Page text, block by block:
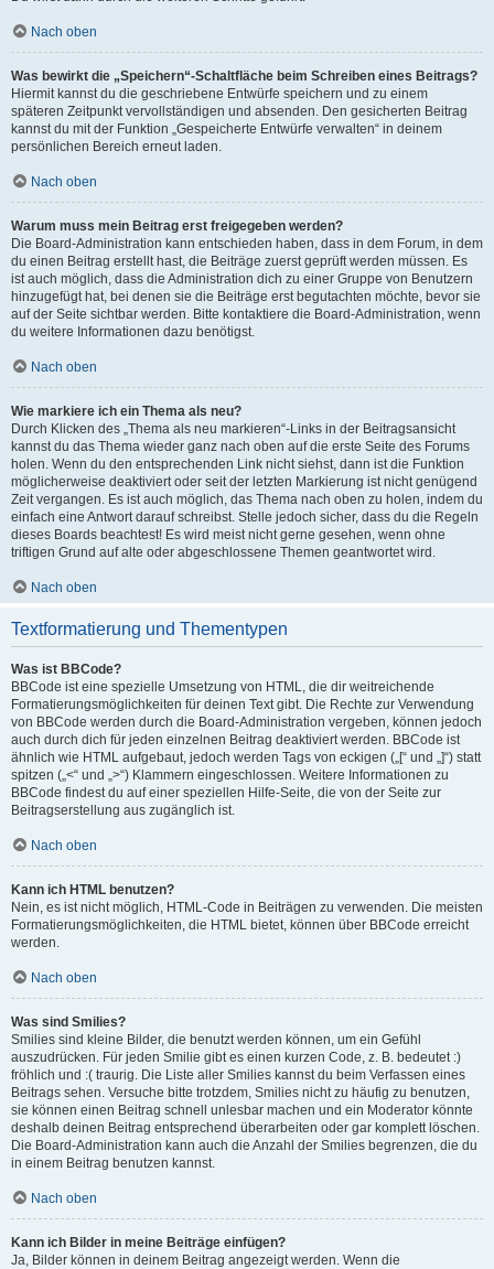
Nach oben
Was bewirkt die „Speichern“-Schaltfläche beim Schreiben eines Beitrags?
Hiermit kannst du die geschriebene Entwürfe speichern und zu einem
späteren Zeitpunkt vervollständigen und absenden. Den gesicherten Beitrag
kannst du mit der Funktion „Gespeicherte Entwürfe verwalten“ in deinem
persönlichen Bereich erneut laden.
Nach oben
Warum muss mein Beitrag erst freigegeben werden?
Die Board-Administration kann entschieden haben, dass in dem Forum, in dem
du einen Beitrag erstellt hast, die Beiträge zuerst geprüft werden müssen. Es
ist auch möglich, dass die Administration dich zu einer Gruppe von Benutzern
hinzugefügt hat, bei denen sie die Beiträge erst begutachten möchte, bevor sie
auf der Seite sichtbar werden. Bitte kontaktiere die Board-Administration, wenn
du weitere Informationen dazu benötigst.
Nach oben
Wie markiere ich ein Thema als neu?
Durch Klicken des „Thema als neu markieren“-Links in der Beitragsansicht
kannst du das Thema wieder ganz nach oben auf die erste Seite des Forums
holen. Wenn du den entsprechenden Link nicht siehst, dann ist die Funktion
möglicherweise deaktiviert oder seit der letzten Markierung ist nicht genügend
Zeit vergangen. Es ist auch möglich, das Thema nach oben zu holen, indem du
einfach eine Antwort darauf schreibst. Stelle jedoch sicher, dass du die Regeln
dieses Boards beachtest! Es wird meist nicht gerne gesehen, wenn ohne
triftigen Grund auf alte oder abgeschlossene Themen geantwortet wird.
Nach oben
Textformatierung und Thementypen
Was ist BBCode?
BBCode ist eine spezielle Umsetzung von HTML, die dir weitreichende
Formatierungsmöglichkeiten für deinen Text gibt. Die Rechte zur Verwendung
von BBCode werden durch die Board-Administration vergeben, können jedoch
auch durch dich für jeden einzelnen Beitrag deaktiviert werden. BBCode ist
ähnlich wie HTML aufgebaut, jedoch werden Tags von eckigen („[“ und „]“) statt
spitzen („<“ und „>“) Klammern eingeschlossen. Weitere Informationen zu
BBCode findest du auf einer speziellen Hilfe-Seite, die von der Seite zur
Beitragserstellung aus zugänglich ist.
Nach oben
Kann ich HTML benutzen?
Nein, es ist nicht möglich, HTML-Code in Beiträgen zu verwenden. Die meisten
Formatierungsmöglichkeiten, die HTML bietet, können über BBCode erreicht
werden.
Nach oben
Was sind Smilies?
Smilies sind kleine Bilder, die benutzt werden können, um ein Gefühl
auszudrücken. Für jeden Smilie gibt es einen kurzen Code, z. B. bedeutet :)
fröhlich und :( traurig. Die Liste aller Smilies kannst du beim Verfassen eines
Beitrags sehen. Versuche bitte trotzdem, Smilies nicht zu häufig zu benutzen,
sie können einen Beitrag schnell unlesbar machen und ein Moderator könnte
deshalb deinen Beitrag entsprechend überarbeiten oder gar komplett löschen.
Die Board-Administration kann auch die Anzahl der Smilies begrenzen, die du
in einem Beitrag benutzen kannst.
Nach oben
Kann ich Bilder in meine Beiträge einfügen?
Ja, Bilder können in deinem Beitrag angezeigt werden. Wenn die